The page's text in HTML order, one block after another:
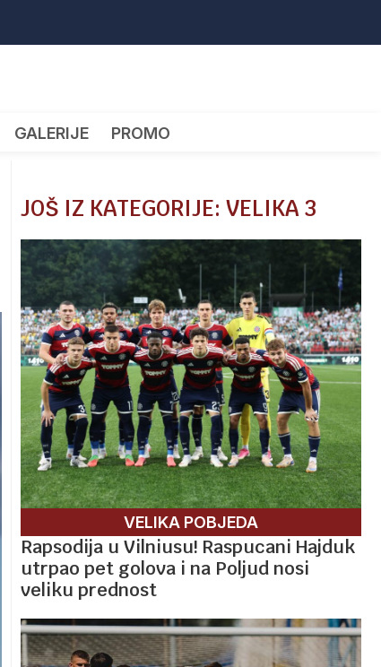
GALERIJE PROMO
JOŠ IZ KATEGORIJE: VELIKA 3
VELIKA POBJEDA
Rapsodija u Vilniusu! Raspucani Hajduk
utrpao pet golova i na Poljud nosi
veliku prednost